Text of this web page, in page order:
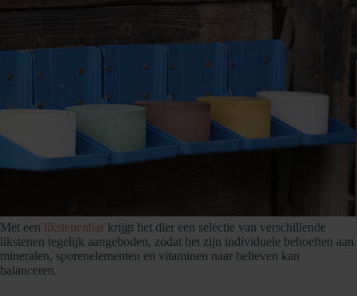
Met een likstenenbar krijgt het dier een selectie van verschillende
likstenen tegelijk aangeboden, zodat het zijn individuele behoeften aan
mineralen, sporenelementen en vitaminen naar believen kan
balanceren.